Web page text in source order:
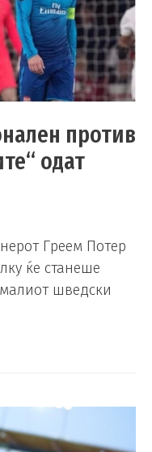
против
одат
Греем Потер
ќе станеше
шведски